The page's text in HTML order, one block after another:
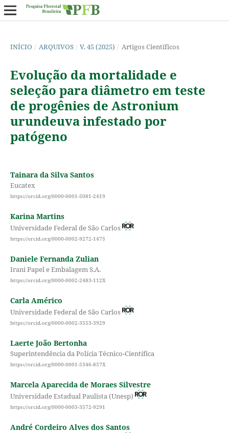
INÍCIO / ARQUIVOS / V. 45 (2025) / Artigos Científicos
Evolução da mortalidade e
seleção para diâmetro em teste
de progênies de Astronium
urundeuva infestado por
patógeno
Tainara da Silva Santos
Eucatex
https://orcid.org/0000-0001-5081-2419
Karina Martins
Universidade Federal de São Carlos
https://orcid.org/0000-0002-9272-1475
Daniele Fernanda Zulian
Irani Papel e Embalagem S.A.
https://orcid.org/0000-0002-2483-112X
Carla Américo
Universidade Federal de São Carlos
https://orcid.org/0000-0002-3553-3929
Laerte João Bertonha
Superintendência da Polícia Técnico-Científica
https://orcid.org/0000-0001-5346-857X
Marcela Aparecida de Moraes Silvestre
Universidade Estadual Paulista (Unesp)
https://orcid.org/0000-0003-3572-9291
André Cordeiro Alves dos Santos